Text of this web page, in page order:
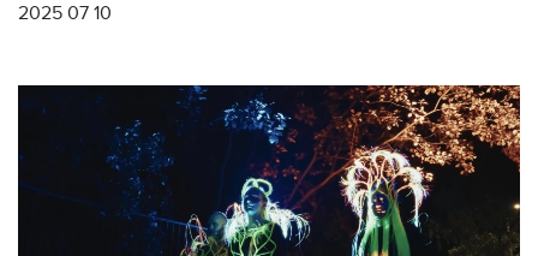
2025 07 10